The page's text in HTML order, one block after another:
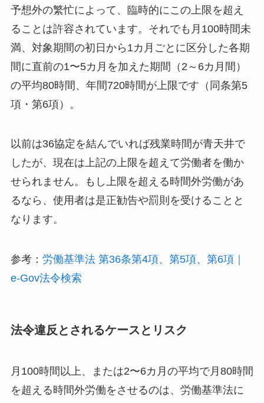
予想外の繁忙によって、臨時的にこの上限を超え
ることは許容されています。それでも月100時間未
満、対象期間の初日から1カ月ごとに区分した各期
間に直前の1〜5カ月を加えた期間（2～6カ月間）
の平均80時間、年間720時間が上限です（同条第5
項・第6項）。
以前は36協定を結んでいれば残業時間が青天井で
したが、現在は上記の上限を超えて労働者を働か
せられません。もし上限を超える時間外労働があ
るなら、使用者は是正勧告や罰則を受けることと
なります。
参考： 労働基準法 第36条第4項、第5項、第6項｜
e-Gov法令検索
法令違反とされるケースとリスク
月100時間以上、または2〜6カ月の平均で月80時間
を超える時間外労働をさせるのは、労働基準法に